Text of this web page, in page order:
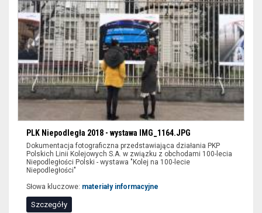
PLK Niepodległa 2018 - wystawa IMG_1164.JPG
Dokumentacja fotograficzna przedstawiająca działania PKP
Polskich Linii Kolejowych S.A. w związku z obchodami 100-lecia
Niepodległości Polski - wystawa "Kolej na 100-lecie
Niepodległości"
Słowa kluczowe: materiały informacyjne
Szczegóły